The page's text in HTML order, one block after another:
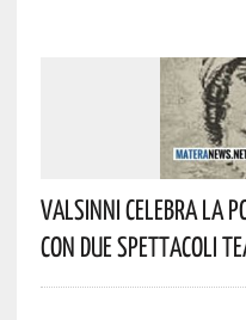
Valsinni Celebra La
Con Due Spettacoli